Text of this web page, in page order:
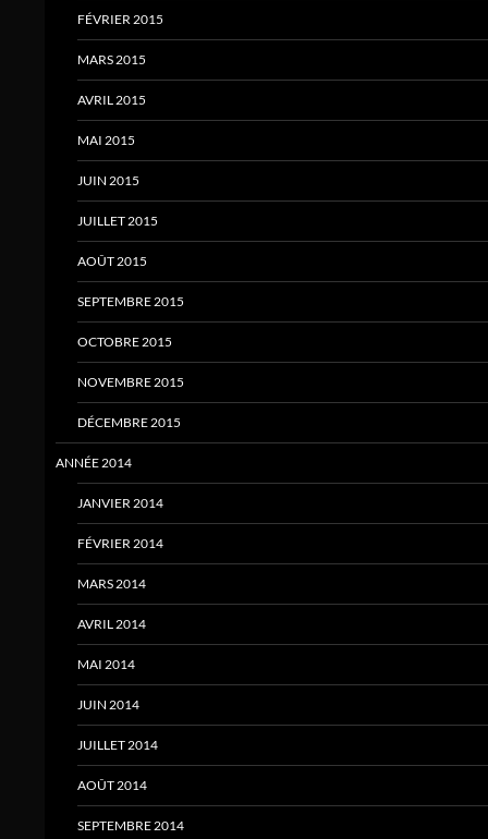
FÉVRIER 2015
MARS 2015
AVRIL 2015
MAI 2015
JUIN 2015
JUILLET 2015
AOÛT 2015
SEPTEMBRE 2015
OCTOBRE 2015
NOVEMBRE 2015
DÉCEMBRE 2015
ANNÉE 2014
JANVIER 2014
FÉVRIER 2014
MARS 2014
AVRIL 2014
MAI 2014
JUIN 2014
JUILLET 2014
AOÛT 2014
SEPTEMBRE 2014